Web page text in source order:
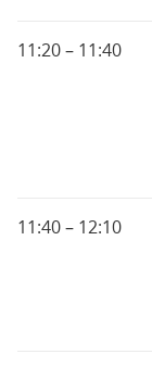
11:20 – 11:40
11:40 – 12:10